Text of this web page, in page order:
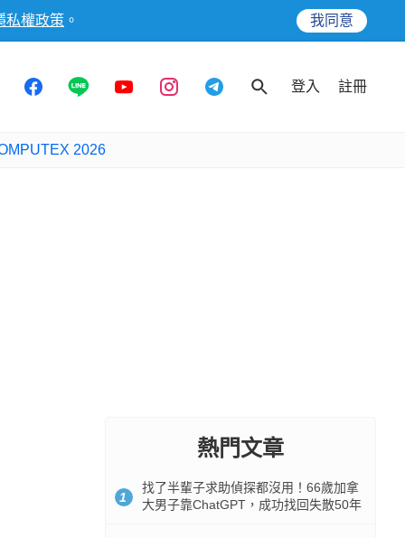
私權政策 。 我同意
登入 註冊
2026
熱門文章
1
找了半輩子求助偵探都沒用！66歲加拿
大男子靠ChatGPT，成功找回失散50年